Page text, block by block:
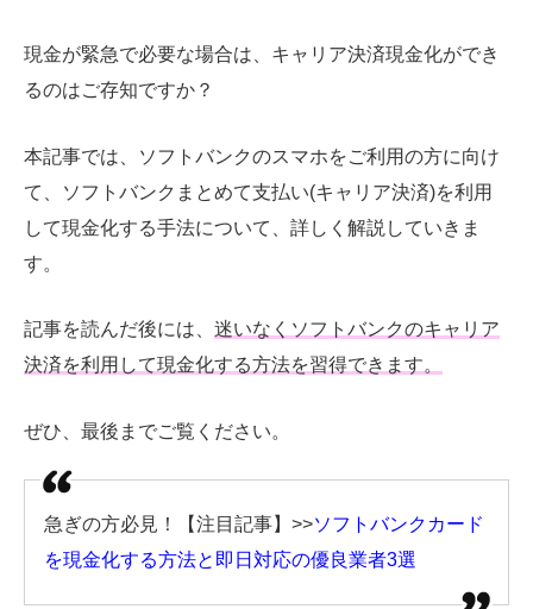
現金が緊急で必要な場合は、キャリア決済現金化ができ
るのはご存知ですか？
本記事では、ソフトバンクのスマホをご利用の方に向け
て、ソフトバンクまとめて支払い(キャリア決済)を利用
して現金化する手法について、詳しく解説していきま
す。
記事を読んだ後には、 迷いなくソフトバンクのキャリア
決済を利用して現金化する方法を習得できます。
ぜひ、最後までご覧ください。
急ぎの方必見！【注目記事】>>ソフトバンクカード
を現金化する方法と即日対応の優良業者3選